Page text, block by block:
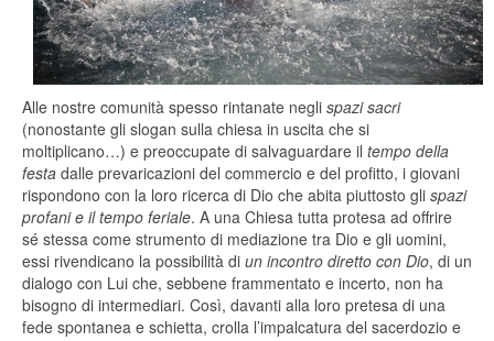
Alle nostre comunità spesso rintanate negli spazi sacri
(nonostante gli slogan sulla chiesa in uscita che si
moltiplicano…) e preoccupate di salvaguardare il tempo della
festa dalle prevaricazioni del commercio e del profitto, i giovani
rispondono con la loro ricerca di Dio che abita piuttosto gli spazi
profani e il tempo feriale. A una Chiesa tutta protesa ad offrire
sé stessa come strumento di mediazione tra Dio e gli uomini,
essi rivendicano la possibilità di un incontro diretto con Dio, di un
dialogo con Lui che, sebbene frammentato e incerto, non ha
bisogno di intermediari. Così, davanti alla loro pretesa di una
fede spontanea e schietta, crolla l’impalcatura del sacerdozio e